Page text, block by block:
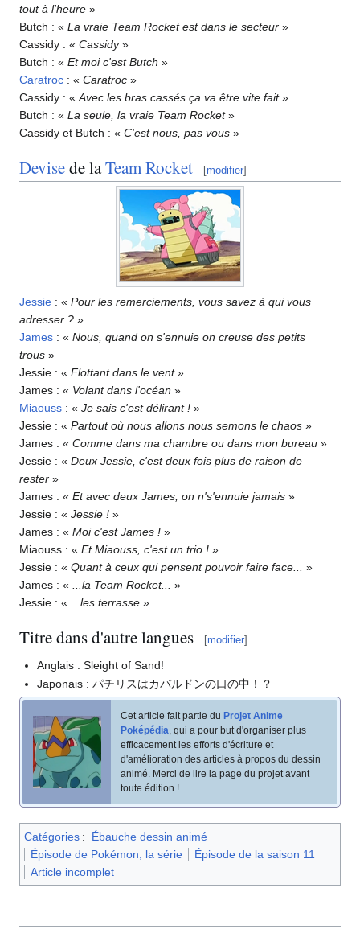
tout à l'heure »
Butch : « La vraie Team Rocket est dans le secteur »
Cassidy : « Cassidy »
Butch : « Et moi c'est Butch »
Caratroc : « Caratroc »
Cassidy : « Avec les bras cassés ça va être vite fait »
Butch : « La seule, la vraie Team Rocket »
Cassidy et Butch : « C'est nous, pas vous »
Devisede laTeam Rocket [modifier]
Jessie : « Pour les remerciements, vous savez à qui vous
adresser ? »
James : « Nous, quand on s'ennuie on creuse des petits
trous »
Jessie : « Flottant dans le vent »
James : « Volant dans l'océan »
Miaouss : « Je sais c'est délirant ! »
Jessie : « Partout où nous allons nous semons le chaos »
James : « Comme dans ma chambre ou dans mon bureau »
Jessie : « Deux Jessie, c'est deux fois plus de raison de
rester »
James : « Et avec deux James, on n's'ennuie jamais »
Jessie : « Jessie ! »
James : « Moi c'est James ! »
Miaouss : « Et Miaouss, c'est un trio ! »
Jessie : « Quant à ceux qui pensent pouvoir faire face... »
James : « ...la Team Rocket... »
Jessie : « ...les terrasse »
Titre dans d'autre langues [modifier]
Anglais : Sleight of Sand!
Japonais : パチリスはカバルドンの口の中！？
Cet article fait partie du Projet Anime
Poképédia, qui a pour but d'organiser plus
efficacement les efforts d'écriture et
d'amélioration des articles à propos du dessin
animé. Merci de lire la page du projet avant
toute édition !
Catégories :
Ébauche dessin animé
Épisode de Pokémon, la série
Épisode de la saison 11
Article incomplet